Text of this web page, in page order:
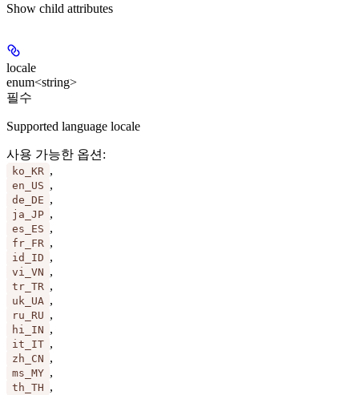
Show child attributes
locale
enum<string>
필수
Supported language locale
사용 가능한 옵션:
ko_KR ,
en_US ,
de_DE ,
ja_JP ,
es_ES ,
fr_FR ,
id_ID ,
vi_VN ,
tr_TR ,
uk_UA ,
ru_RU ,
hi_IN ,
it_IT ,
zh_CN ,
ms_MY ,
th_TH ,